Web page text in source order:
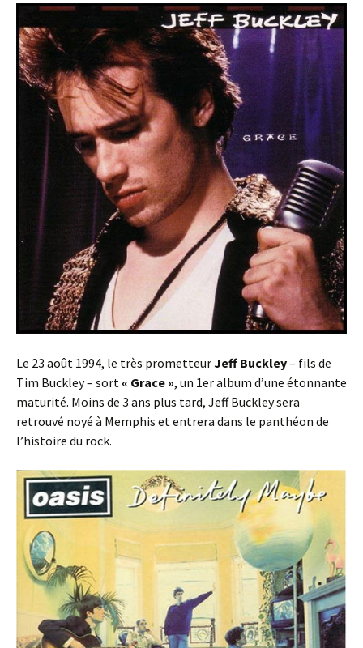
Le 23 août 1994, le très prometteurJeff Buckley– fils de
Tim Buckley – sort « Grace », un 1er album d’une étonnante
maturité. Moins de 3 ans plus tard, Jeff Buckley sera
retrouvé noyé à Memphis et entrera dans le panthéon de
l’histoire du rock.